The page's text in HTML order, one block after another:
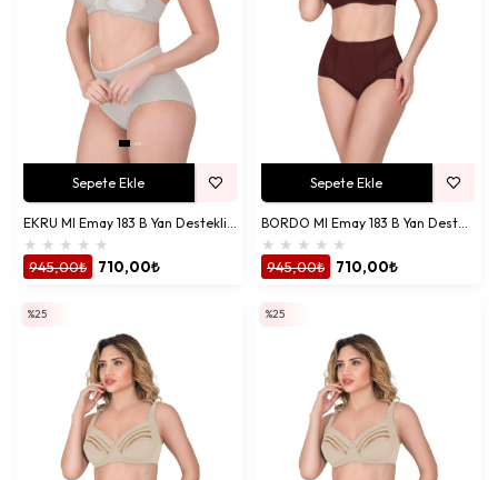
EKRU MI Emay 183 B Yan Destekli Toparlayıcı Balenli Sütyen
★ ★ ★ ★ ★
710,00₺
945,00₺
Sepete Ekle
BORDO MI Emay 183 B Yan Destekli Toparlayıcı Balenli Sütyen
★ ★ ★ ★ ★
710,00₺
945,00₺
Sepete Ekle
%25 %25